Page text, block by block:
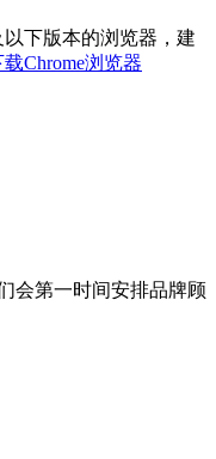
下版本的浏览器，建
Chrome浏览器
会第一时间安排品牌顾